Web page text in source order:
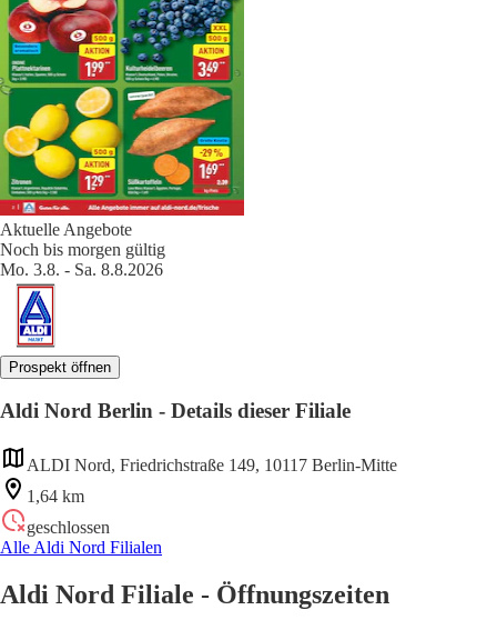
Aktuelle Angebote
Noch bis morgen gültig
Mo. 3.8. - Sa. 8.8.2026
Prospekt öffnen
Aldi Nord Berlin - Details dieser Filiale
ALDI Nord, Friedrichstraße 149, 10117 Berlin-Mitte
1,64 km
geschlossen
Alle Aldi Nord Filialen
Aldi Nord Filiale - Öffnungszeiten